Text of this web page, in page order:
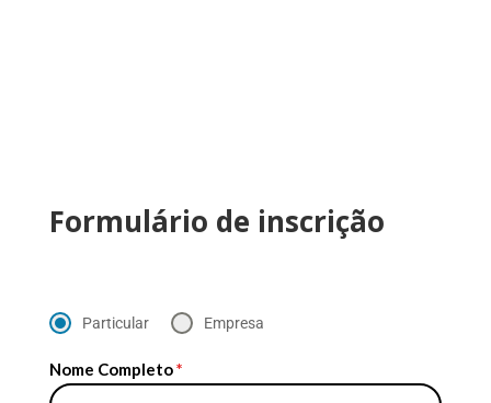
Formulário de inscrição
Particular Empresa
Nome Completo*